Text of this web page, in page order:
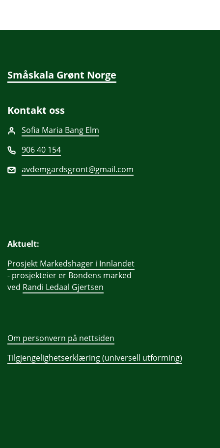
Småskala Grønt Norge
Kontakt oss
Sofia Maria Bang Elm
906 40 154
avdemgardsgront@gmail.com
Aktuelt:
Prosjekt Markedshager i Innlandet
- prosjekteier er Bondens marked
ved Randi Ledaal Gjertsen
Om personvern på nettsiden
Tilgjengelighetserklæring (universell utforming)